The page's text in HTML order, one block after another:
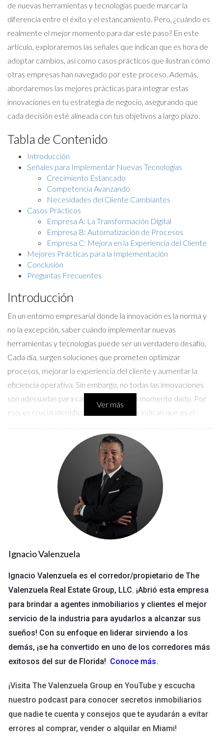
de nuevas herramientas y tecnologías puede marcar la
diferencia entre el éxito y el estancamiento. Pero, ¿cuándo es
realmente el mejor momento para dar este paso? En este
artículo, exploraremos las señales que indican que es hora de
adoptar cambios, así como casos prácticos que ilustran cómo
otras empresas han navegado por este proceso. Además,
abordaremos las mejores prácticas para integrar estas
innovaciones en tu estrategia de negocio, asegurando que
cada decisión esté alineada con tus objetivos a largo plazo.
Tabla de Contenido
Introducción
Señales para Implementar Nuevas Tecnologías
Crecimiento Estancado
Competencia Avanzando
Necesidades del Cliente Cambiantes
Casos Prácticos
Empresa A: La Transformación Digital
Empresa B: Automatización de Procesos
Empresa C: Mejora en la Experiencia del Cliente
Mejores Prácticas para la Implementación
Conclusión
Preguntas Frecuentes
Introducción
En un entorno empresarial donde la innovación es la norma y
no la excepción, saber cuándo implementar nuevas
herramientas y tecnologías puede ser un verdadero desafío.
Cada día, surgen soluciones que prometen optimizar
procesos, mejorar la experiencia del cliente y aumentar la
eficiencia operativa. Sin embargo, no todas las innovaciones
son adecuadas para cada negocio en un momento dado. Por
eso, es crucial identificar las señales que indican que es el
artículo, vamos a desglosar esas señales, ofrecer ejemplos
concretos de empresas que han logrado un cambio exitoso y
proporcionar recomendaciones sobre cómo llevar a cabo
esta transición de manera efectiva.
Señales para Implementar Nuevas
Tecnologías
Crecimiento Estancado
Una de las primeras señales de que es hora de considerar
nuevas herramientas y tecnologías es cuando experimentas
un crecimiento estancado. Si tus ingresos se han mantenido
tecnológicas que puedan ayudarte a romper esa barrera. Por
ejemplo, una empresa que se dedica a la venta minorista
puede notar que sus ventas en línea no están creciendo como
se esperaba. Implementar un sistema de gestión de
relaciones con clientes (CRM) podría permitirle entender
mejor las preferencias de sus consumidores y personalizar su
marketing.
Competencia Avanzando
Ver más
Ignacio Valenzuela
Ignacio Valenzuela es el corredor/propietario de The
Valenzuela Real Estate Group, LLC. ¡Abrió esta empresa
para brindar a agentes inmobiliarios y clientes el mejor
servicio de la industria para ayudarlos a alcanzar sus
sueños! Con su enfoque en liderar sirviendo a los
demás, ¡se ha convertido en uno de los corredores más
exitosos del sur de Florida! Conoce más.
¡Visita The Valenzuela Group en YouTube y escucha
nuestro podcast para conocer secretos inmobiliarios
que nadie te cuenta y consejos que te ayudarán a evitar
errores al comprar, vender o alquilar en Miami!